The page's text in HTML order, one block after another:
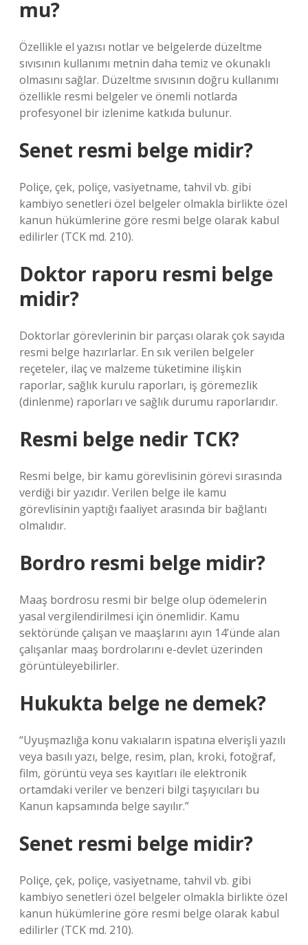
mu?
Özellikle el yazısı notlar ve belgelerde düzeltme
sıvısının kullanımı metnin daha temiz ve okunaklı
olmasını sağlar. Düzeltme sıvısının doğru kullanımı
özellikle resmi belgeler ve önemli notlarda
profesyonel bir izlenime katkıda bulunur.
Senet resmi belge midir?
Poliçe, çek, poliçe, vasiyetname, tahvil vb. gibi
kambiyo senetleri özel belgeler olmakla birlikte özel
kanun hükümlerine göre resmi belge olarak kabul
edilirler (TCK md. 210).
Doktor raporu resmi belge
midir?
Doktorlar görevlerinin bir parçası olarak çok sayıda
resmi belge hazırlarlar. En sık verilen belgeler
reçeteler, ilaç ve malzeme tüketimine ilişkin
raporlar, sağlık kurulu raporları, iş göremezlik
(dinlenme) raporları ve sağlık durumu raporlarıdır.
Resmi belge nedir TCK?
Resmi belge, bir kamu görevlisinin görevi sırasında
verdiği bir yazıdır. Verilen belge ile kamu
görevlisinin yaptığı faaliyet arasında bir bağlantı
olmalıdır.
Bordro resmi belge midir?
Maaş bordrosu resmi bir belge olup ödemelerin
yasal vergilendirilmesi için önemlidir. Kamu
sektöründe çalışan ve maaşlarını ayın 14’ünde alan
çalışanlar maaş bordrolarını e-devlet üzerinden
görüntüleyebilirler.
Hukukta belge ne demek?
“Uyuşmazlığa konu vakıaların ispatına elverişli yazılı
veya basılı yazı, belge, resim, plan, kroki, fotoğraf,
film, görüntü veya ses kayıtları ile elektronik
ortamdaki veriler ve benzeri bilgi taşıyıcıları bu
Kanun kapsamında belge sayılır.”
Senet resmi belge midir?
Poliçe, çek, poliçe, vasiyetname, tahvil vb. gibi
kambiyo senetleri özel belgeler olmakla birlikte özel
kanun hükümlerine göre resmi belge olarak kabul
edilirler (TCK md. 210).